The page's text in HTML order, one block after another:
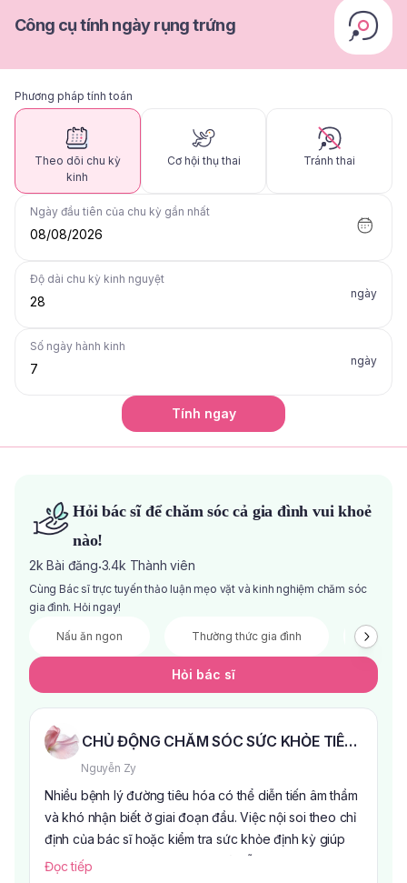
Công cụ tính ngày rụng trứng
Phương pháp tính toán
Theo dõi chu kỳ
kinh
Cơ hội thụ thai Tránh thai
Ngày đầu tiên của chu kỳ gần nhất
08/08/2026
Độ dài chu kỳ kinh nguyệt
ngày
Số ngày hành kinh
ngày
Tính ngay
Hỏi bác sĩ để chăm sóc cả gia đình vui khoẻ
nào!
2k Bài đăng·3.4k Thành viên
Cùng Bác sĩ trực tuyến thảo luận mẹo vặt và kinh nghiệm chăm sóc
gia đình. Hỏi ngay!
Nấu ăn ngon Thường thức gia đình Đầu
Hỏi bác sĩ
CHỦ ĐỘNG CHĂM SÓC SỨC KHỎE TIÊU HÓA
Nguyễn Zy
Nhiều bệnh lý đường tiêu hóa có thể diễn tiến âm thầm
và khó nhận biết ở giai đoạn đầu. Việc nội soi theo chỉ
định của bác sĩ hoặc kiểm tra sức khỏe định kỳ giúp
theo dõi tình trạng hệ tiêu hóa và hỗ trợ phát hiện sớm
Đọc tiếp